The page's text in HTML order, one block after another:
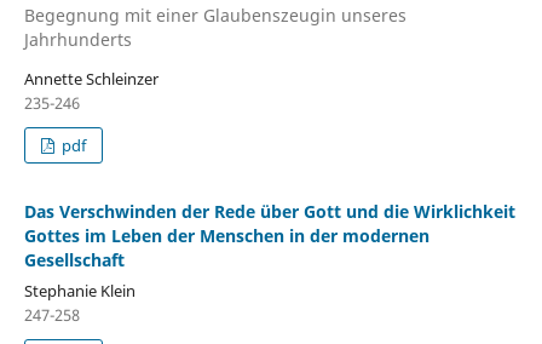
Begegnung mit einer Glaubenszeugin unseres
Jahrhunderts
Annette Schleinzer
235-246
pdf
Das Verschwinden der Rede über Gott und die Wirklichkeit
Gottes im Leben der Menschen in der modernen
Gesellschaft
Stephanie Klein
247-258